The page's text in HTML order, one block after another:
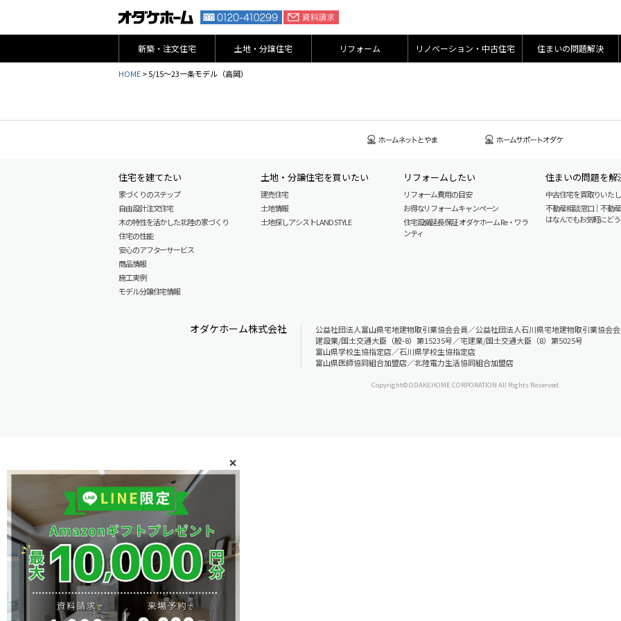
新築・注文住宅 土地・分譲住宅 リフォーム リノベーション・中古住宅 住まいの問題解決
HOME>5/15～23一条モデル（高岡）
住宅を建てたい
家づくりのステップ
自由設計注文住宅
木の特性を活かした北陸の家づくり
住宅の性能
安心のアフターサービス
商品情報
施工実例
モデル分譲住宅情報
土地・分譲住宅を買いたい
建売住宅
土地情報
土地探しアシスト LAND STYLE
リフォームしたい
リフォーム費用の目安
お得なリフォームキャンペーン
住宅設備延長保証 オダケホーム Re・ワラ
ンティ
住まいの問題を解
中古住宅を買取りいた
不動産相談窓口｜不動
はなんでもお気軽にどう
オダケホーム株式会社
公益社団法人富山県宅地建物取引業協会会員／公益社団法人石川県宅地建物取引業協会
建設業/国土交通大臣（般-8）第15235号／宅建業/国土交通大臣（8）第5025号
富山県学校生協指定店／石川県学校生協指定店
富山県医師協同組合加盟店／北陸電力生活協同組合加盟店
Copyright© ODAKEHOME CORPORATION All Rights Reserved.